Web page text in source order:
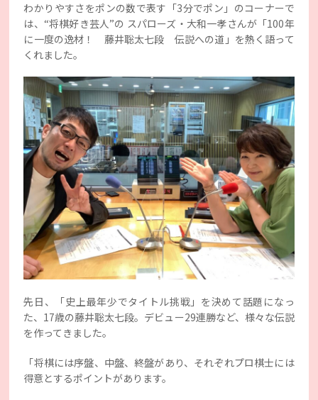
わかりやすさをポンの数で表す「3分でポン」のコーナーで
は、“将棋好き芸人”の スパローズ・大和一孝さんが「100年
に一度の逸材！ 藤井聡太七段 伝説への道」を熱く語って
くれました。
先日、「史上最年少でタイトル挑戦」を決めて話題になっ
た、17歳の藤井聡太七段。デビュー29連勝など、様々な伝説
を作ってきました。
「将棋には序盤、中盤、終盤があり、それぞれプロ棋士には
得意とするポイントがあります。